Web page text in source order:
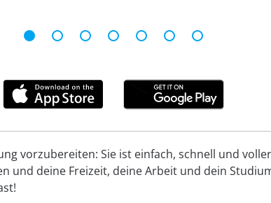
vorzubereiten: Sie ist einfach, schnell und
und deine Freizeit, deine Arbeit und dein